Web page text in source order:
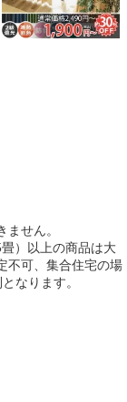
ません。
）以上の商品は大
不可、集合住宅の場
なります。